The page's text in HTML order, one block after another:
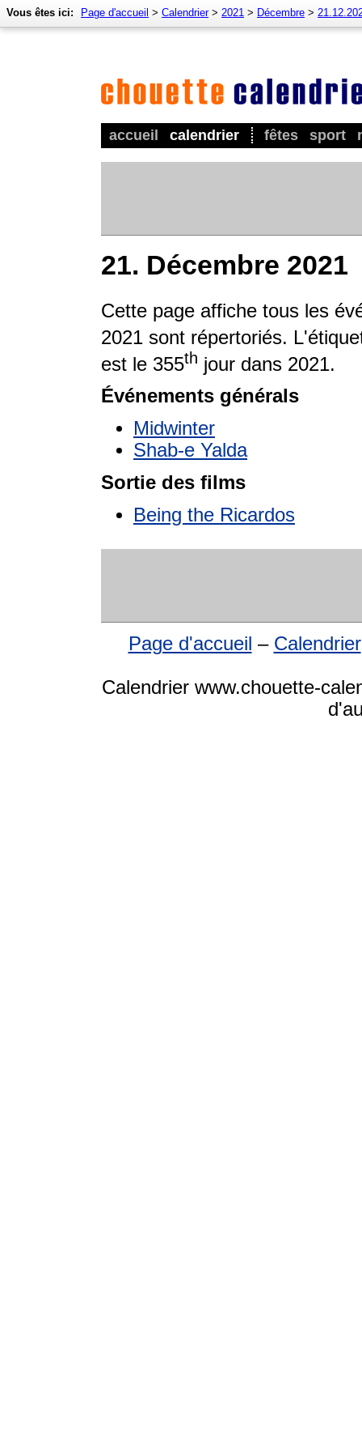
accueil calendrier fêtes sport
Vous êtes ici: Page d'accueil > Calendrier> 2021 > Décembre >
21. Décembre 2021
Cette page affiche tous les
2021 sont répertoriés.
est le 355th jour dans 2021.
Événements générals
Midwinter
Shab-e Yalda
Sortie des films
Being the Ricardos
Page d'accueil – Calendrier
Calendrier www.chouette-